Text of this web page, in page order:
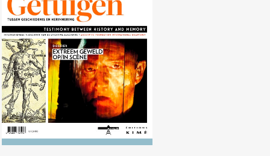
Nr. 121 (10/2015) Extreem geweld
op/in scène